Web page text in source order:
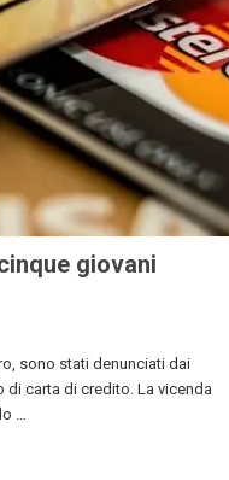
giovani
sono stati denunciati dai
di carta di credito. La vicenda
…